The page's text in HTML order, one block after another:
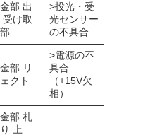
部 出
受け取
>投光・受
光センサー
の不具合
部 リ
クト
>電源の不
具合
（+15V欠
相）
部 札
上